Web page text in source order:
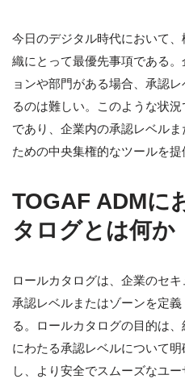
今日のデジタル時代において
織にとって最優先事項である
ョンや部門がある場合、承認
るのは難しい。このような状
であり、企業内の承認レベル
ための中央集権的なツールを提
TOGAF ADMに
タログとは何か
ロールカタログは、企業のセ
承認レベルまたはゾーンを定
る。ロールカタログの目的は
にわたる承認レベルについて
し、より安全でスムーズなユ